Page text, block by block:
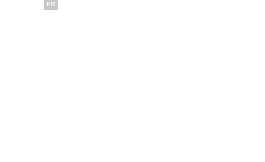
PR